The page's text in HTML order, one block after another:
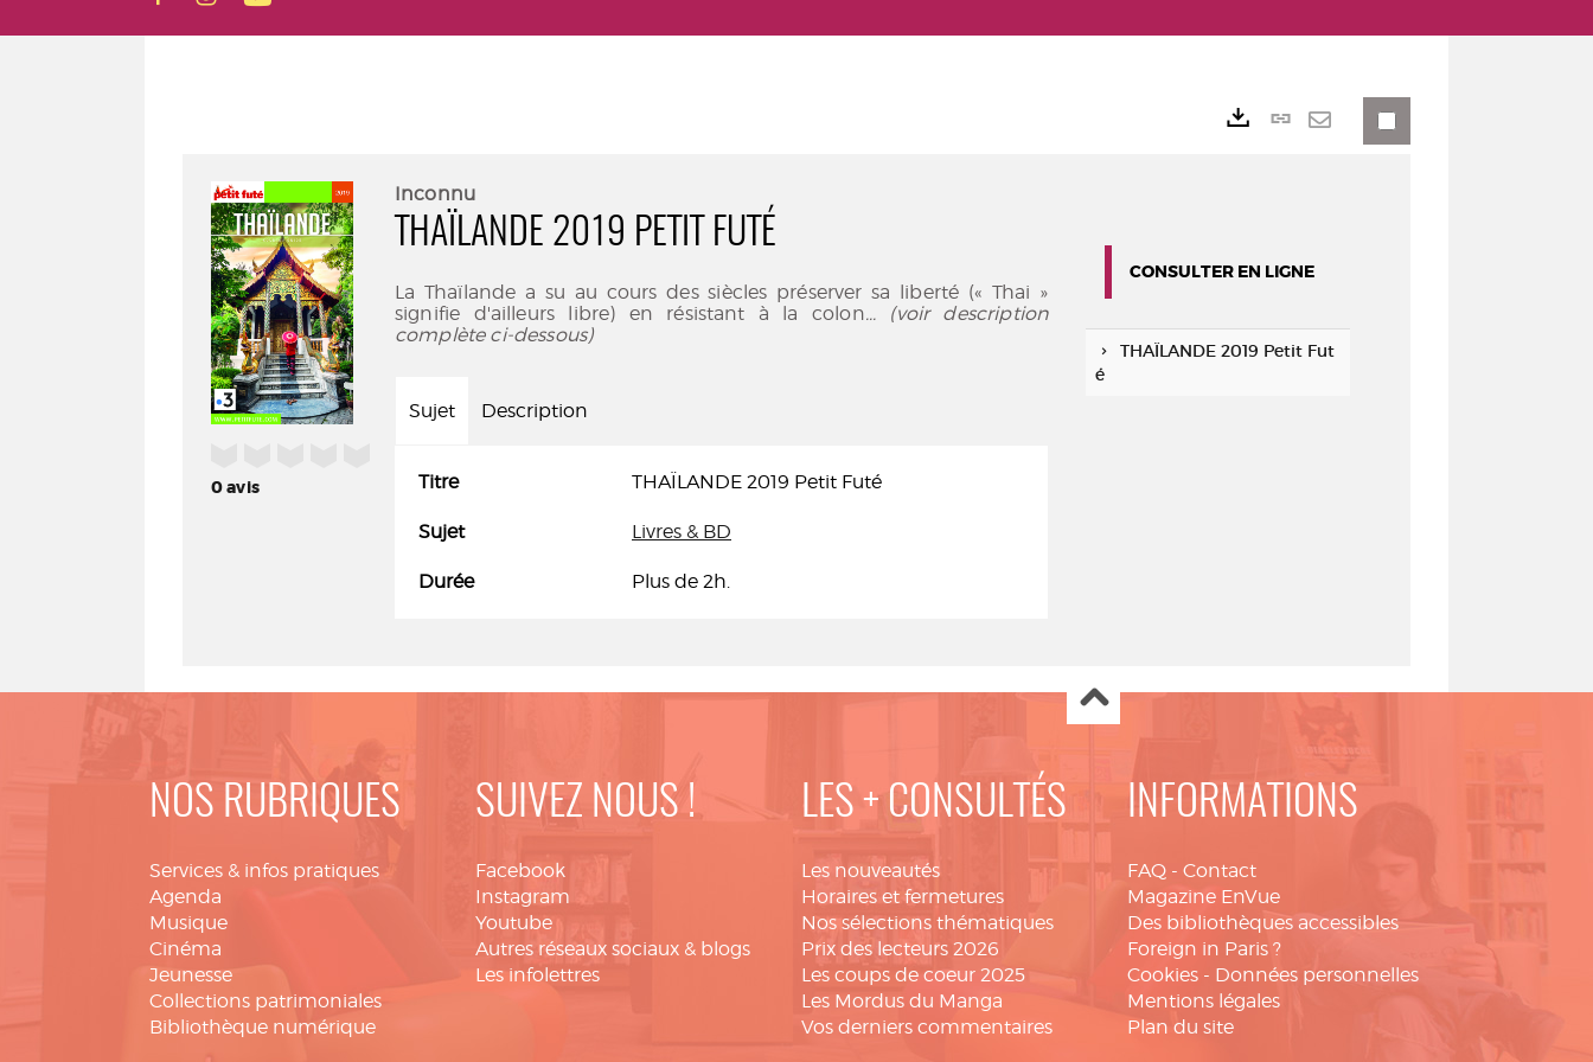
0avis
Inconnu
THAÏLANDE 2019 PETIT FUTÉ
La Thaïlande a su au cours des siècles préserver sa liberté (« Thai »
signifie d'ailleurs libre) en résistant à la colon... (voir description
complète ci-dessous)
Sujet Description
Titre THAÏLANDE 2019 Petit Futé
Sujet Livres & BD
Durée Plus de 2h.
Lien
CONSULTER EN LIGNE
THAÏLANDE 2019 Petit Fut
é
NOS RUBRIQUES
Services & infos pratiques
Agenda
Musique
Cinéma
Jeunesse
Collections patrimoniales
Bibliothèque numérique
SUIVEZ NOUS !
Facebook
Instagram
Youtube
Autres réseaux sociaux & blogs
Les infolettres
LES + CONSULTÉS
Les nouveautés
Horaires et fermetures
Nos sélections thématiques
Prix des lecteurs 2026
Les coups de coeur 2025
Les Mordus du Manga
Vos derniers commentaires
INFORMATIONS
FAQ - Contact
Magazine EnVue
Des bibliothèques accessibles
Foreign in Paris ?
Cookies - Données personnelles
Mentions légales
Plan du site